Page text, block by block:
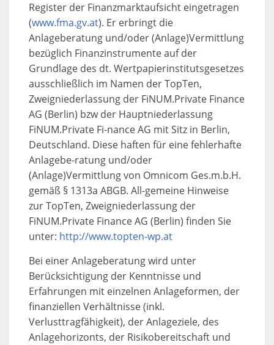
Register der Finanzmarktaufsicht eingetragen
(www.fma.gv.at). Er erbringt die
Anlageberatung und/oder (Anlage)Vermittlung
bezüglich Finanzinstrumente auf der
Grundlage des dt. Wertpapierinstitutsgesetzes
ausschließlich im Namen der TopTen,
Zweigniederlassung der FiNUM.Private Finance
AG (Berlin) bzw der Hauptniederlassung
FiNUM.Private Fi-nance AG mit Sitz in Berlin,
Deutschland. Diese haften für eine fehlerhafte
Anlagebe-ratung und/oder
(Anlage)Vermittlung von Omnicom Ges.m.b.H.
gemäß § 1313a ABGB. All-gemeine Hinweise
zur TopTen, Zweigniederlassung der
FiNUM.Private Finance AG (Berlin) finden Sie
unter: http://www.topten-wp.at
Bei einer Anlageberatung wird unter
Berücksichtigung der Kenntnisse und
Erfahrungen mit einzelnen Anlageformen, der
finanziellen Verhältnisse (inkl.
Verlusttragfähigkeit), der Anlageziele, des
Anlagehorizonts, der Risikobereitschaft und